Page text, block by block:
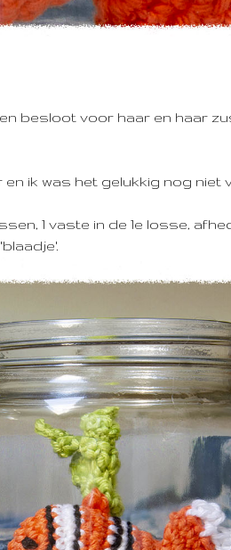
besloot voor haar en haar
ik was het gelukkig nog niet
1 vaste in de 1e losse,